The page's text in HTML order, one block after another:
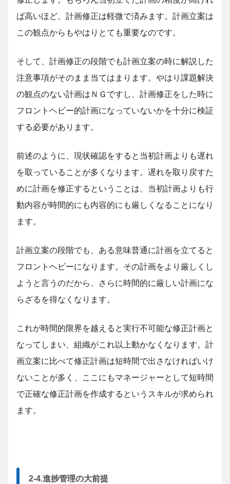
ば高いほど、計画修正は軽微で済みます。計画立案は
この観点からもやはりとても重要なのです。
そして、計画修正の段階でも計画立案の時に解説した
注意事項がそのまま当てはまります。やはり課題解決
の観点のない計画はＮＧですし、計画修正をした時に
フロントヘビー的計画になっていないかを十分に検証
する必要があります。
前述のように、現状確認をすると当初計画よりも遅れ
を取っていることが多くなります。遅れを取り戻すた
めに計画を修正するということは、当初計画よりも行
動内容が時間的にも内容的にも厳しくなることになり
ます。
計画立案の段階でも、ある意味普通に計画を立てると
フロントヘビーになります。その計画をより厳しくし
ようと言うのだから、さらに時間的に厳しい計画にな
らざるを得なくなります。
これが時間的限界を越えると実行不可能な修正計画と
なってしまい、組織がこれ以上動かなくなります。計
画立案に比べて修正計画は短時間で出さなければいけ
ないことが多く、ここにもマネージャーとして短時間
で正確な修正計画を作成するというスキルが求められ
ます。
2-4.進捗管理の大前提